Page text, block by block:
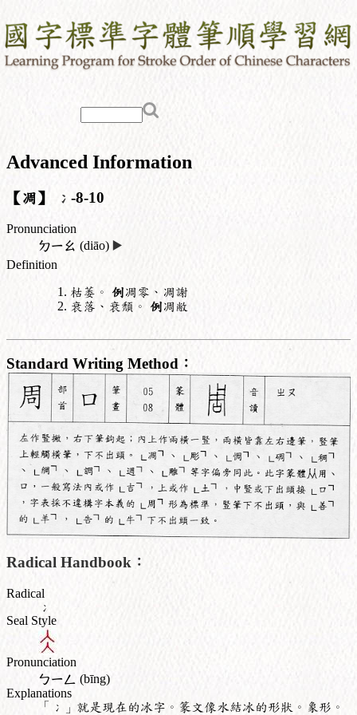
Advanced Information
【凋】 冫 -8-10
Pronunciation
ㄉㄧㄠ (diāo) ▶️
Definition
枯萎。 例凋零、凋謝
衰落、衰頹。 例凋敝
Standard Writing Method：
Radical Handbook：
Radical
冫
Seal Style
Pronunciation
ㄅㄧㄥ
(bīng)
Explanations
「冫」就是現在的冰字。篆文像水結冰的形狀。象形。